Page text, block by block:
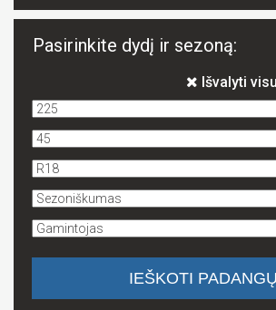
Pasirinkite dydį ir sezoną:
Išvalyti